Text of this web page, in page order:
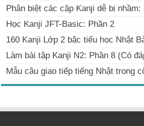
Phân biệt các cặp Kanji dễ bị nhầm:
Học Kanji JFT-Basic: Phần 2
160 Kanji Lớp 2 bậc tiểu học Nhật
Làm bài tập Kanji N2: Phần 8 (Có
Mẫu câu giao tiếp tiếng Nhật trong